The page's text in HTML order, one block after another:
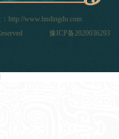
www.hndingdu.com
豫ICP备2020036293